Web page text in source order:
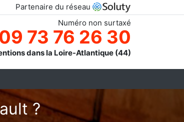
Partenaire du réseau
Numéro non surtaxé
73 76 26 30
dans la Loire-Atlantique (44)
?